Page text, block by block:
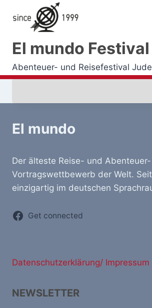
Inhalt
springen
El mundo Festival
Abenteuer- und Reisefestival
El mundo
Der älteste Reise- und Abenteuer-
Vortragswettbewerb der Welt.
einzigartig im deutschen
Get connected
Datenschutzerklärung/ Impressum
NEWSLETTER